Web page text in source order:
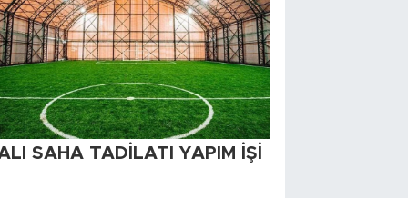
SAHA TADİLATI YAPIM İŞİ